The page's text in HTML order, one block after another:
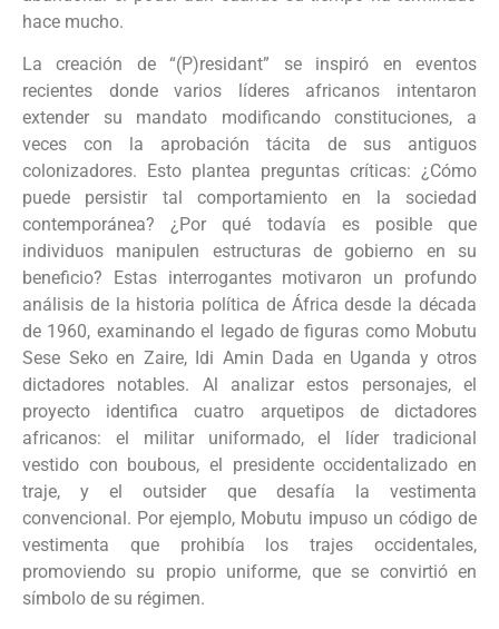
hace mucho.
La creación de “(P)residant” se inspiró en eventos
recientes donde varios líderes africanos intentaron
extender su mandato modificando constituciones, a
veces con la aprobación tácita de sus antiguos
colonizadores. Esto plantea preguntas críticas: ¿Cómo
puede persistir tal comportamiento en la sociedad
contemporánea? ¿Por qué todavía es posible que
individuos manipulen estructuras de gobierno en su
beneficio? Estas interrogantes motivaron un profundo
análisis de la historia política de África desde la década
de 1960, examinando el legado de figuras como Mobutu
Sese Seko en Zaire, Idi Amin Dada en Uganda y otros
dictadores notables. Al analizar estos personajes, el
proyecto identifica cuatro arquetipos de dictadores
africanos: el militar uniformado, el líder tradicional
vestido con boubous, el presidente occidentalizado en
traje, y el outsider que desafía la vestimenta
convencional. Por ejemplo, Mobutu impuso un código de
vestimenta que prohibía los trajes occidentales,
promoviendo su propio uniforme, que se convirtió en
símbolo de su régimen.